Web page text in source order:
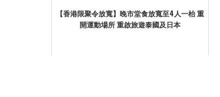
【香港限聚令放寬】晚市堂食放寬至4人一枱 重
開運動場所 重啟旅遊泰國及日本